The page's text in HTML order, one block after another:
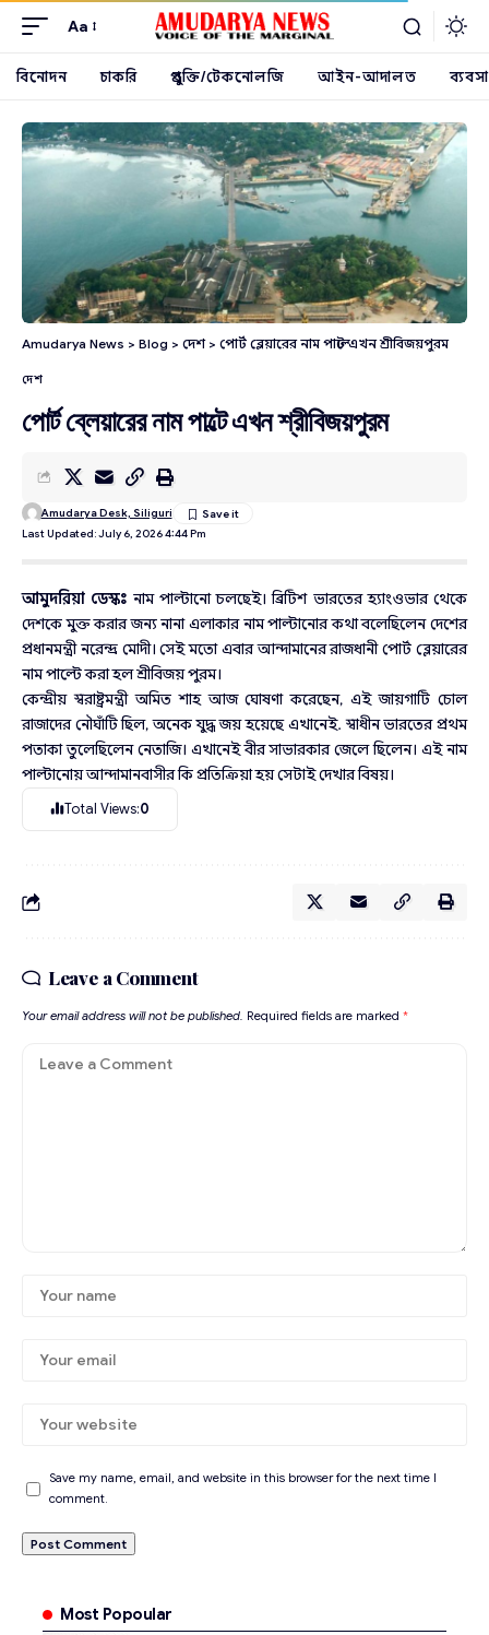
Aa
বিনোদন চাকরি প্রযুক্তি/টেকনোলজি আইন-আদালত ব্যবসা
Amudarya News > Blog > দেশ> পোর্ট ব্লেয়ারের নাম পাল্টে এখন শ্রীবিজয়পুরম
দেশ
পোর্ট ব্লেয়ারের নাম পাল্টে এখন শ্রীবিজয়পুরম
Last Updated: July 6, 2026 4:44 Pm
Amudarya Desk, Siliguri
আমুদরিয়া ডেস্কঃ নাম পাল্টানো চলছেই। ব্রিটিশ ভারতের হ্যাংওভার থেকে
দেশকে মুক্ত করার জন্য নানা এলাকার নাম পাল্টানোর কথা বলেছিলেন দেশের
প্রধানমন্ত্রী নরেন্দ্র মোদী। সেই মতো এবার আন্দামানের রাজধানী পোর্ট ব্লেয়ারের
নাম পাল্টে করা হল শ্রীবিজয় পুরম।
কেন্দ্রীয় স্বরাষ্ট্রমন্ত্রী অমিত শাহ আজ ঘোষণা করেছেন, এই জায়গাটি চোল
রাজাদের নৌঘাঁটি ছিল, অনেক যুদ্ধ জয় হয়েছে এখানেই. স্বাধীন ভারতের প্রথম
পতাকা তুলেছিলেন নেতাজি। এখানেই বীর সাভারকার জেলে ছিলেন। এই নাম
পাল্টানোয় আন্দামানবাসীর কি প্রতিক্রিয়া হয় সেটাই দেখার বিষয়।
Total Views:0
Leave a Comment
Your email address will not be published. Required fields are marked *
Save my name, email, and website in this browser for the next time I
comment.
Most Popoular